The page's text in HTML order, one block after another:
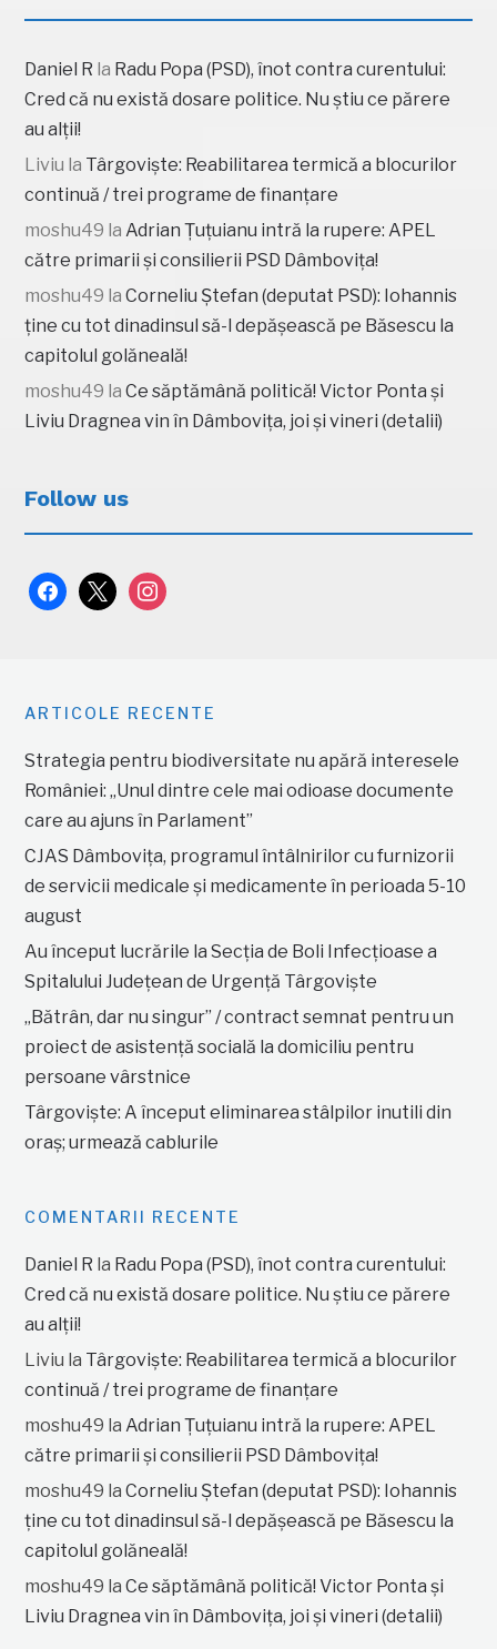
Daniel R la Radu Popa (PSD), înot contra curentului:
Cred că nu există dosare politice. Nu știu ce părere
au alții!
Liviu la Târgoviște: Reabilitarea termică a blocurilor
continuă / trei programe de finanțare
moshu49 laAdrian Țuțuianu intră la rupere: APEL
către primarii și consilierii PSD Dâmbovița!
moshu49 laCorneliu Ștefan (deputat PSD): Iohannis
ține cu tot dinadinsul să-l depășească pe Băsescu la
capitolul golăneală!
moshu49 laCe săptămână politică! Victor Ponta și
Liviu Dragnea vin în Dâmbovița, joi și vineri (detalii)
Follow us
facebook
x instagram
ARTICOLE RECENTE
Strategia pentru biodiversitate nu apără interesele
României: „Unul dintre cele mai odioase documente
care au ajuns în Parlament”
CJAS Dâmbovița, programul întâlnirilor cu furnizorii
de servicii medicale și medicamente în perioada 5-10
august
Au început lucrările la Secția de Boli Infecțioase a
Spitalului Județean de Urgență Târgoviște
„Bătrân, dar nu singur” / contract semnat pentru un
proiect de asistență socială la domiciliu pentru
persoane vârstnice
Târgoviște: A început eliminarea stâlpilor inutili din
oraș; urmează cablurile
COMENTARII RECENTE
Daniel R la Radu Popa (PSD), înot contra curentului:
Cred că nu există dosare politice. Nu știu ce părere
au alții!
Liviu la Târgoviște: Reabilitarea termică a blocurilor
continuă / trei programe de finanțare
moshu49 laAdrian Țuțuianu intră la rupere: APEL
către primarii și consilierii PSD Dâmbovița!
moshu49 laCorneliu Ștefan (deputat PSD): Iohannis
ține cu tot dinadinsul să-l depășească pe Băsescu la
capitolul golăneală!
moshu49 laCe săptămână politică! Victor Ponta și
Liviu Dragnea vin în Dâmbovița, joi și vineri (detalii)